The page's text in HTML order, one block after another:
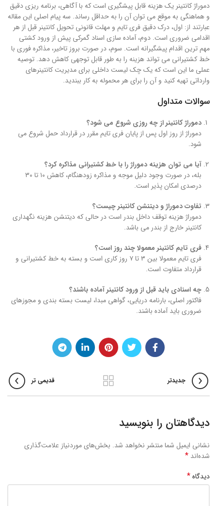
دموراژ کانتینر یک هزینه قابل پیشگیری است که با آگاهی، برنامه ریزی دقیق
و هماهنگی به موقع می توان آن را به حداقل رساند. سه پیام اصلی این مقاله
عبارتند از: اول، درک دقیق فری تایم و مهلت قانونی تحویل کانتینر قبل از هر
اقدامی ضروری است. دوم، آماده سازی اسناد گمرکی پیش از ورود کشتی
مهم ترین اقدام پیشگیرانه است. سوم، در صورت بروز تاخیر، مذاکره فوری با
خط کشتیرانی می تواند هزینه را به طور قابل توجهی کاهش دهد. توصیه
عملی ما این است که یک چک لیست داخلی برای مدیریت کانتینرهای
وارداتی تهیه کنید و آن را برای هر محموله به کار ببندید.
سوالات متداول
دموراژ کانتینر از چه روزی شروع می شود؟
دموراژ از روز اول پس از پایان فری تایم مقرر در قرارداد حمل شروع می
شود.
آیا می توان هزینه دموراژ را با خط کشتیرانی مذاکره کرد؟
بله، در صورت وجود دلیل موجه و مذاکره زودهنگام، کاهش ۱۰ تا ۳۰
درصدی امکان پذیر است.
تفاوت دموراژ و دیتنشن کانتینر چیست؟
دموراژ هزینه توقف داخل بندر است در حالی که دیتنشن هزینه نگهداری
کانتینر خارج از بندر می باشد.
فری تایم کانتینر معمولا چند روز است؟
فری تایم معمولا بین ۳ تا ۷ روز کاری است و بسته به خط کشتیرانی و
قرارداد متفاوت است.
چه اسنادی باید قبل از ورود کانتینر آماده باشند؟
فاکتور اصلی، بارنامه دریایی، گواهی مبدا، لیست بسته بندی و مجوزهای
ضروری باید آماده باشند.
جدیدتر قدیمی تر
دیدگاهتان را بنویسید
نشانی ایمیل شما منتشر نخواهد شد. بخش‌های موردنیاز علامت‌گذاری
شده‌اند *
دیدگاه*